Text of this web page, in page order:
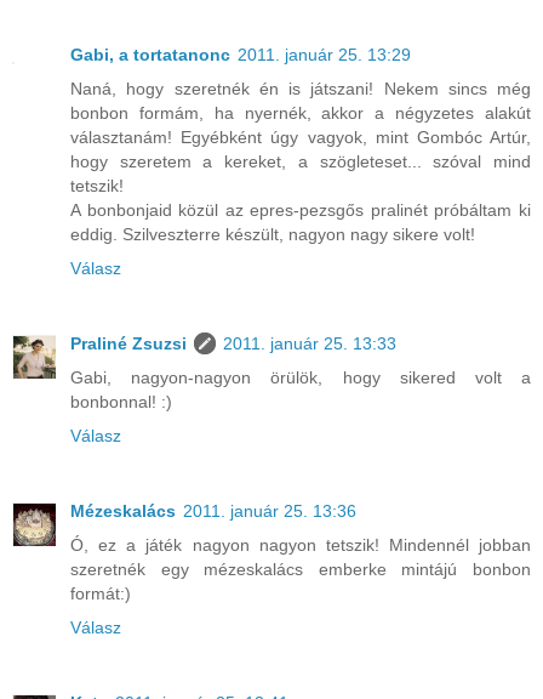
Gabi, a tortatanonc 2011. január 25. 13:29
Naná, hogy szeretnék én is játszani! Nekem sincs még
bonbon formám, ha nyernék, akkor a négyzetes alakút
választanám! Egyébként úgy vagyok, mint Gombóc Artúr,
hogy szeretem a kereket, a szögleteset... szóval mind
tetszik!
A bonbonjaid közül az epres-pezsgős pralinét próbáltam ki
eddig. Szilveszterre készült, nagyon nagy sikere volt!
Válasz
Praliné Zsuzsi
2011. január 25. 13:33
Gabi, nagyon-nagyon örülök, hogy sikered volt a
bonbonnal! :)
Válasz
Mézeskalács 2011. január 25. 13:36
Ó, ez a játék nagyon nagyon tetszik! Mindennél jobban
szeretnék egy mézeskalács emberke mintájú bonbon
formát:)
Válasz